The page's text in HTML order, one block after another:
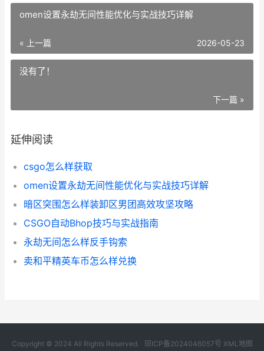
omen设置永劫无间性能优化与实战技巧详解
« 上一篇 2026-05-23
没有了！
下一篇 »
延伸阅读
csgo怎么样获取
omen设置永劫无间性能优化与实战技巧详解
暗区突围怎么样装卸区男团高效攻坚攻略
CSGO自动Bhop技巧与实战指南
永劫无间怎么样反手钩索
卖和平精英车币怎么样兑换
Copyright © 2024 All Rights Reserved. 琼ICP备2024046057号 XML地图